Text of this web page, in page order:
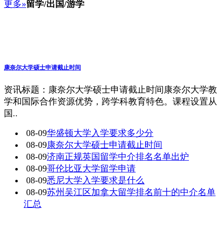
更多»留学/出国/游学
康奈尔大学硕士申请截止时间
资讯标题：康奈尔大学硕士申请截止时间康奈尔大学教
学和国际合作资源优势，跨学科教育特色。课程设置从
国..
08-09华盛顿大学入学要求多少分
08-09康奈尔大学硕士申请截止时间
08-09济南正规英国留学中介排名名单出炉
08-09哥伦比亚大学留学申请
08-09悉尼大学入学要求是什么
08-09苏州吴江区加拿大留学排名前十的中介名单
汇总